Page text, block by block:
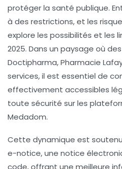
protéger la santé publique.
à des restrictions, et les
explore les possibilités et les
2025. Dans un paysage où
Doctipharma, Pharmacie
services, il est essentiel de
effectivement accessibles
toute sécurité sur les
Medadom.
Cette dynamique est
e-notice, une notice
code, offrant une meilleure